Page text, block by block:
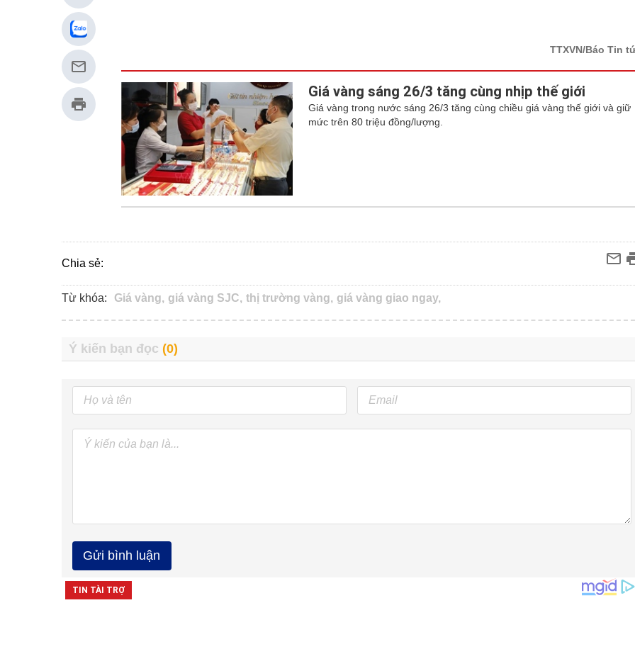
TTXVN/Báo Tin
Giá vàng sáng 26/3 tăng cùng nhịp thế giới
Giá vàng trong nước sáng 26/3 tăng cùng chiều giá vàng thế giới và giữ
mức trên 80 triệu đồng/lượng.
Chia sẻ:
Từ khóa: Giá vàng, giá vàng SJC, thị trường vàng, giá vàng giao ngay,